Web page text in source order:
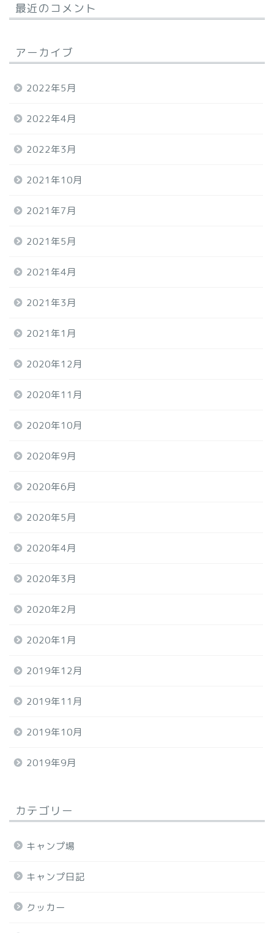
最近のコメント
アーカイブ
2022年5月
2022年4月
2022年3月
2021年10月
2021年7月
2021年5月
2021年4月
2021年3月
2021年1月
2020年12月
2020年11月
2020年10月
2020年9月
2020年6月
2020年5月
2020年4月
2020年3月
2020年2月
2020年1月
2019年12月
2019年11月
2019年10月
2019年9月
カテゴリー
キャンプ場
キャンプ日記
クッカー